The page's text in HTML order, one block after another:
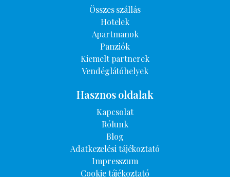
Összes szállás
Hotelek
Apartmanok
Panziók
Kiemelt partnerek
Vendéglátóhelyek
Hasznos oldalak
Kapcsolat
Rólunk
Blog
Adatkezelési tájékoztató
Impresszum
Cookie tájékoztató